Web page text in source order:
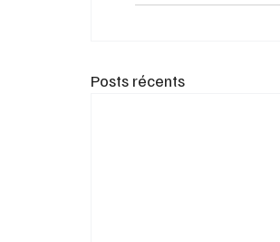
Posts récents